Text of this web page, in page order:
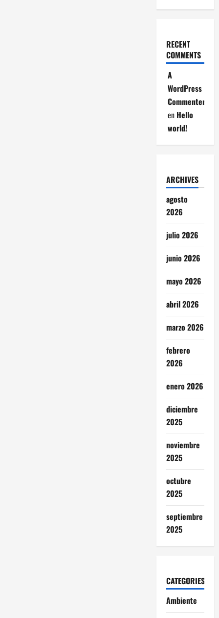
RECENT
COMMENTS
A
WordPress
Commenter
en Hello
world!
ARCHIVES
agosto
2026
julio 2026
junio 2026
mayo 2026
abril 2026
marzo 2026
febrero
2026
enero 2026
diciembre
2025
noviembre
2025
octubre
2025
septiembre
2025
CATEGORIES
Ambiente